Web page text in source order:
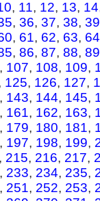
, 11, 12, 13, 14
, 36, 37, 38, 39
, 61, 62, 63, 64
, 86, 87, 88, 89
, 107, 108, 109,
125, 126, 127,
, 143, 144, 145,
, 161, 162, 163,
, 179, 180, 181,
, 197, 198, 199,
, 215, 216, 217,
, 233, 234, 235,
, 251, 252, 253,